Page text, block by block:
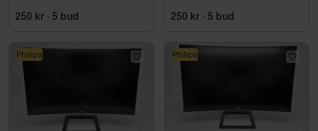
250 kr · 5 bud 250 kr · 5 bud
Philips Philips